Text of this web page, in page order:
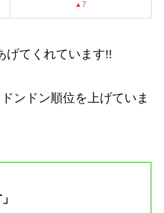
▲7
げてくれています!!
ンドン順位を上げていま